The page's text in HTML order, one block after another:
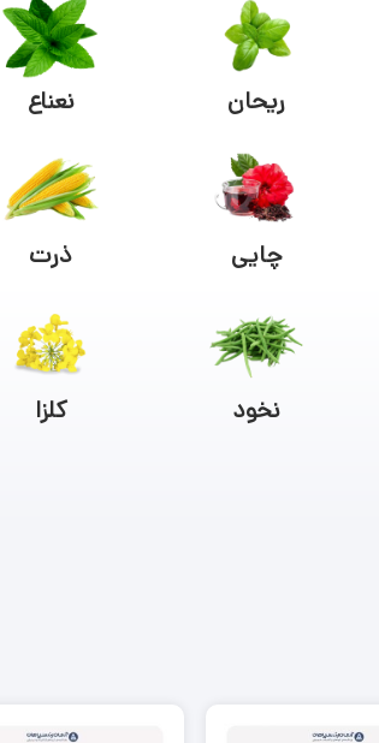
ریحان نعناع
چایی ذرت
نخود کلزا